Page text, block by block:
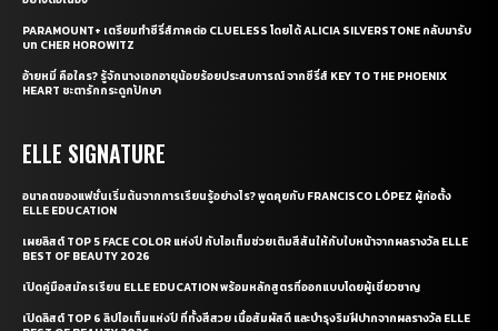
PARAMOUNT+ เตรียมทำซีรี่ส์ภาคต่อ CLUELESS โดยได้ ALICIA SILVERSTONE กลับมารับ
บท CHER HOROWITZ
อ้ายหมี่ คือใคร? รู้จักนางเอกอายุน้อยร้อยประสบการณ์ จากซีรี่ส์ KEY TO THE PHOENIX
HEART ชะตารักกระดูกปักษา
ELLE SIGNATURE
อนาคตของแฟชั่นเริ่มต้นจากการเรียนรู้อย่างไร? พูดคุยกับ FRANCISCO LÓPEZ ผู้ก่อตั้ง
ELLE EDUCATION
เผยลิสต์ TOP 5 FACE COLOR แห่งปี กับไอเท็มช่วยเติมสีสันให้กับใบหน้าจากผลรางวัล ELLE
BEST OF BEAUTY 2026
เปิดคู่มือสมัครเรียน ELLE EDUCATION พร้อมหลักสูตรที่ออกแบบโดยผู้เชี่ยวชาญ
เปิดลิสต์ TOP 6 ลิปไอเท็มแห่งปี ที่ทั้งสีสวย เนื้อสัมผัสดี และบำรุงริมฝีปากจากผลรางวัล ELLE